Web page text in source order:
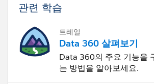
관련 학습
트레일
Data 360 살펴보기
Data 360의 주요 기능을
는 방법을 알아보세요.